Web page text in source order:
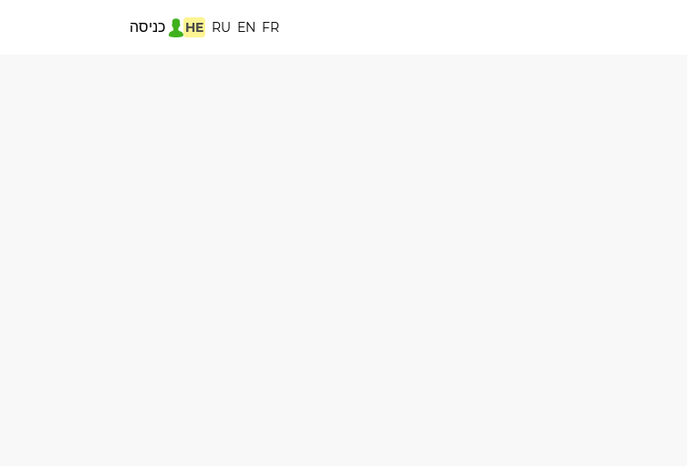
HE RU EN FR כניסה